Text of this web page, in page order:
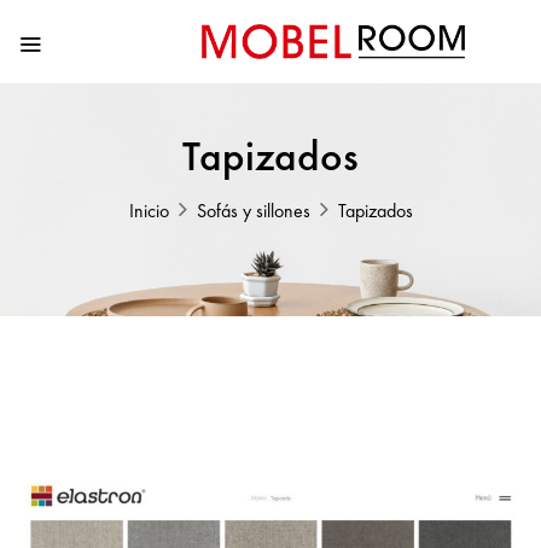
Tapizados
Inicio Sofás y sillones Tapizados